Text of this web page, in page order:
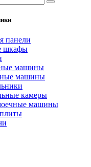
панели
шкафы
машины
машины
камеры
машины